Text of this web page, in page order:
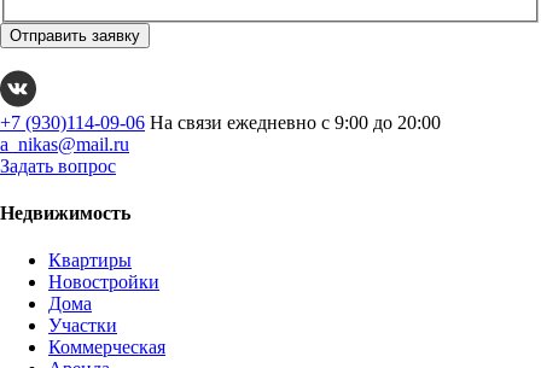
Отправить заявку
+7 (930)114-09-06 На связи ежедневно с 9:00 до 20:00
a_nikas@mail.ru
Задать вопрос
Недвижимость
Квартиры
Новостройки
Дома
Участки
Коммерческая